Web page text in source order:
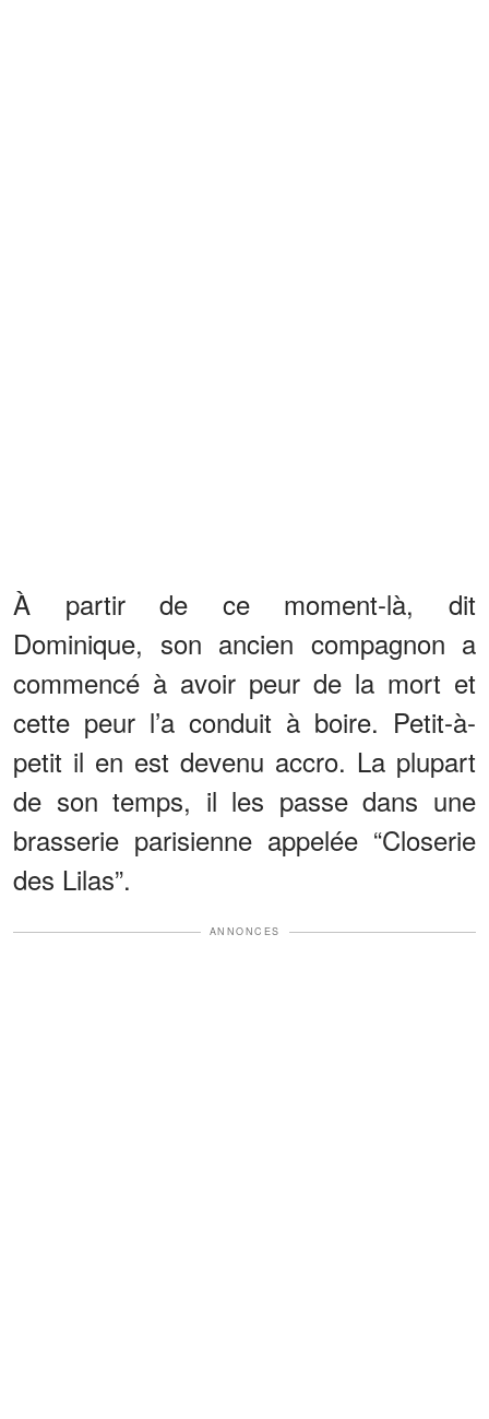
À partir de ce moment-là, dit
Dominique, son ancien compagnon a
commencé à avoir peur de la mort et
cette peur l’a conduit à boire. Petit-à-
petit il en est devenu accro. La plupart
de son temps, il les passe dans une
brasserie parisienne appelée “Closerie
des Lilas”.
ANNONCES